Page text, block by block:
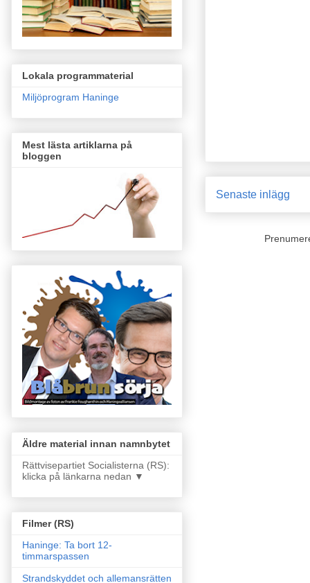
Senaste inlägg
Lokala programmaterial
Miljöprogram Haninge
Mest lästa artiklarna på
bloggen
Äldre material innan namnbytet
Rättvisepartiet Socialisterna (RS):
klicka på länkarna nedan ▼
Filmer (RS)
Haninge: Ta bort 12-
timmarspassen
Strandskyddet och allemansrätten